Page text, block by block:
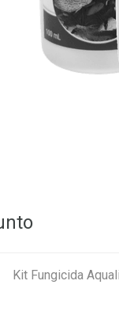
Kit Fungicida